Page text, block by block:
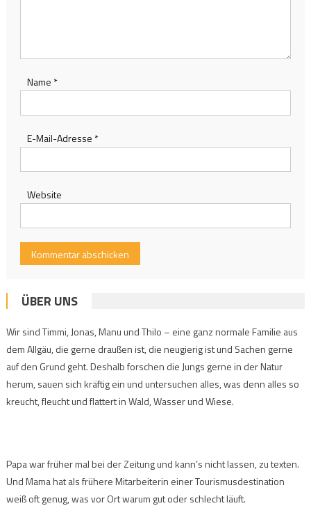
Name *
E-Mail-Adresse *
Website
ÜBER UNS
Wir sind Timmi, Jonas, Manu und Thilo – eine ganz normale Familie aus
dem Allgäu, die gerne draußen ist, die neugierig ist und Sachen gerne
auf den Grund geht. Deshalb forschen die Jungs gerne in der Natur
herum, sauen sich kräftig ein und untersuchen alles, was denn alles so
kreucht, fleucht und flattert in Wald, Wasser und Wiese.
Papa war früher mal bei der Zeitung und kann’s nicht lassen, zu texten.
Und Mama hat als frühere Mitarbeiterin einer Tourismusdestination
weiß oft genug, was vor Ort warum gut oder schlecht läuft.